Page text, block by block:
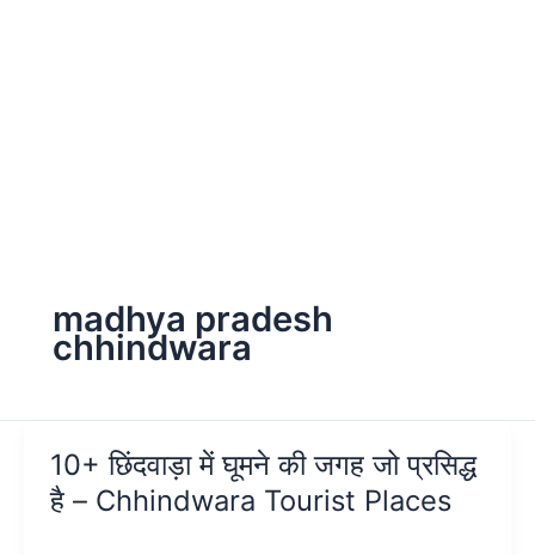
madhya pradesh
chhindwara
10+ छिंदवाड़ा में घूमने की जगह जो प्रसिद्ध
है – Chhindwara Tourist Places